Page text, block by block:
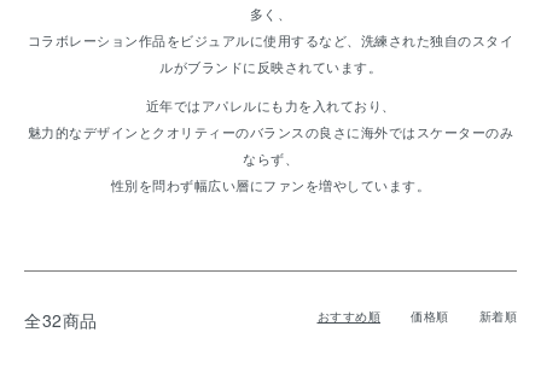
多く、
コラボレーション作品をビジュアルに使用するなど、洗練された独自のスタイ
ルがブランドに反映されています。
近年ではアパレルにも力を入れており、
魅力的なデザインとクオリティーのバランスの良さに海外ではスケーターのみ
ならず、
性別を問わず幅広い層にファンを増やしています。
全32商品 おすすめ順 価格順 新着順